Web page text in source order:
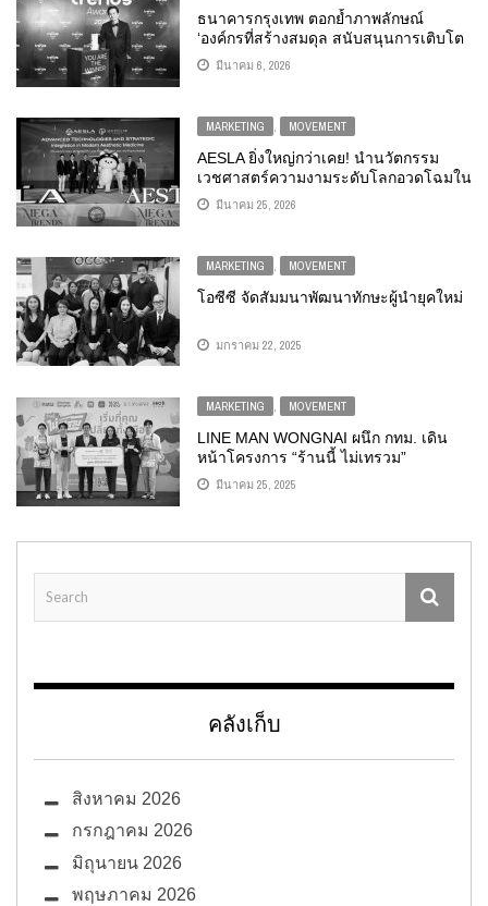
ธนาคารกรุงเทพ ตอกย้ำภาพลักษณ์
‘องค์กรที่สร้างสมดุล สนับสนุนการเติบโต
อย่างยั่งยืน’ คว้ารางวัลจากเวที FUTURE
TRENDS AWARDS 2026 ต่อเนื่อง 2 ปี
มีนาคม 6, 2026
MARKETING , MOVEMENT
AESLA ยิ่งใหญ่กว่าเคย! นำนวัตกรรม
เวชศาสตร์ความงามระดับโลกอวดโฉมใน
DST 2026 พร้อมกิจกรรมพิเศษร่วมขับ
เคลื่อนวงการเวชศาสตร์ความงามไทย
มีนาคม 25, 2026
MARKETING , MOVEMENT
โอซีซี จัดสัมมนาพัฒนาทักษะผู้นำยุคใหม่
มกราคม 22, 2025
MARKETING MOVEMENT
LINE MAN WONGNAI ผนึก กทม. เดิน
หน้าโครงการ “ร้านนี้ ไม่เทรวม”
สนับสนุนงบ – ดึงร้านในแพลตฟอร์มร่วม
เปลี่ยนเมือง
มีนาคม 25, 2025
คลังเก็บ
สิงหาคม 2026
กรกฎาคม 2026
มิถุนายน 2026
พฤษภาคม 2026